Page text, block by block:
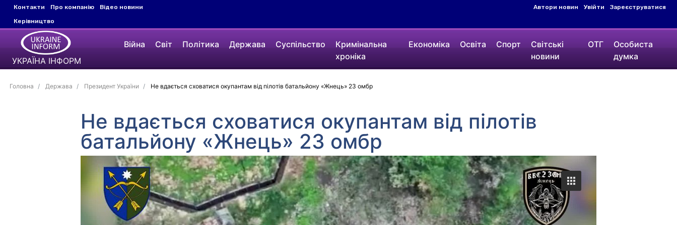
Контакти Про компанію
Відео новини
Керівництво
Автори новин Увійти Зареєструватися
УКРАЇНА ІНФОРМ
Війна Світ Політика Держава Суспільство
Кримінальна
хроніка
Економіка Освіта Спорт
Світські
новини
ОТГ
Особиста
думка
Головна Держава Президент України Не вдається сховатися окупантам від пілотів батальйону «Жнець» 23 омбр
Не вдається сховатися окупантам від пілотів
батальйону «Жнець» 23 омбр